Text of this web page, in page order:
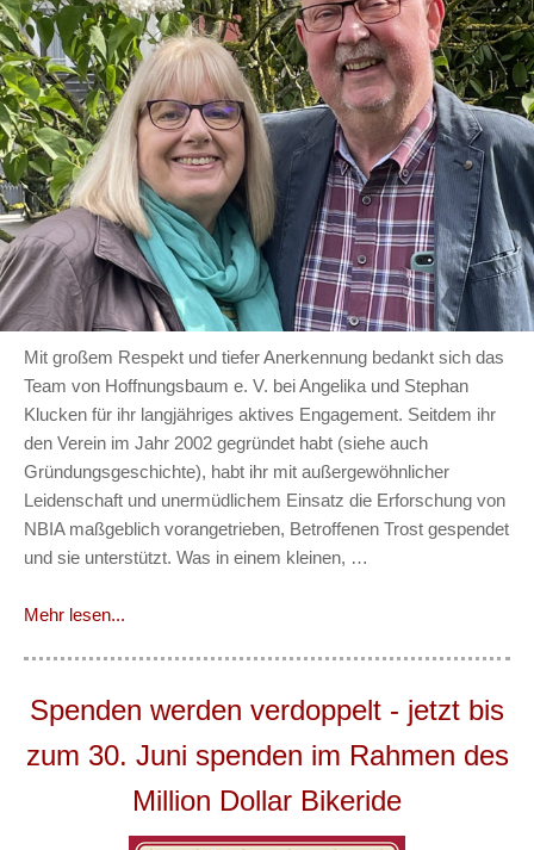
Mit großem Respekt und tiefer Anerkennung bedankt sich das
Team von Hoffnungsbaum e. V. bei Angelika und Stephan
Klucken für ihr langjähriges aktives Engagement. Seitdem ihr
den Verein im Jahr 2002 gegründet habt (siehe auch
Gründungsgeschichte), habt ihr mit außergewöhnlicher
Leidenschaft und unermüdlichem Einsatz die Erforschung von
NBIA maßgeblich vorangetrieben, Betroffenen Trost gespendet
und sie unterstützt. Was in einem kleinen, …
Mehr lesen...
Spenden werden verdoppelt - jetzt bis
zum 30. Juni spenden im Rahmen des
Million Dollar Bikeride